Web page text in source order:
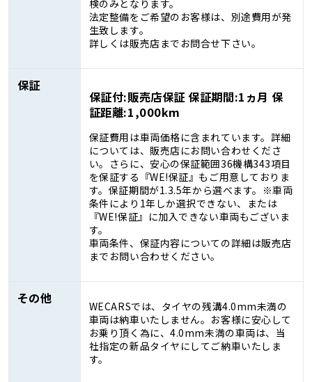
検のみとなります。
法定整備をご希望のお客様は、別途費用が発
生致します。
詳しくは販売店までお問合せ下さい。
保証
保証付:販売店保証 保証期間:1ヵ月 保
証距離:1,000km
保証費用は車両価格に含まれています。詳細
については、販売店にお問い合わせくださ
い。さらに、安心の保証範囲36機構343項目
を保証する『WE!保証』もご用意しておりま
す。保証期間が1.3.5年から選べます。※車両
条件により1年しか選択できない、または
『WE!保証』に加入できない車両もございま
す。
車両条件、保証内容についての詳細は販売店
までお問い合わせください。
その他
WECARSでは、タイヤの残溝4.0mm未満の
車両は納車いたしません。お客様に安心して
お乗り頂く為に、4.0mm未満の車両は、当
社指定の新品タイヤにしてご納車いたしま
す。